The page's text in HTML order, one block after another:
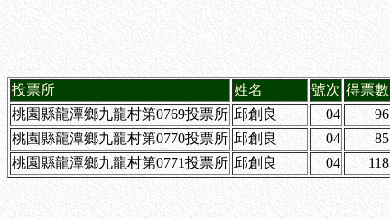
投票所 姓名 號次 得票數
桃園縣龍潭鄉九龍村第0769投票所 邱創良 04 96
桃園縣龍潭鄉九龍村第0770投票所 邱創良 04 85
桃園縣龍潭鄉九龍村第0771投票所 邱創良 04 118